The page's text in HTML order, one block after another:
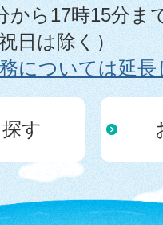
から17時15分ま
日は除く）
については延
す